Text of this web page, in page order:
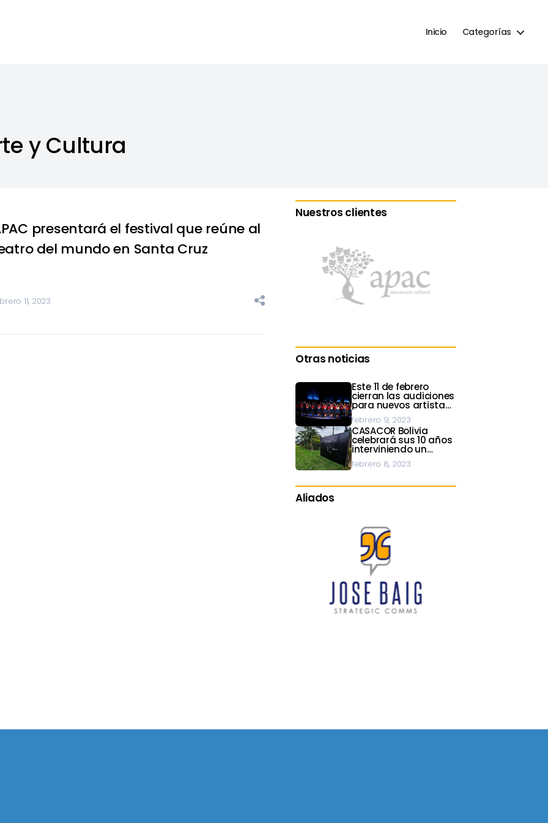
Inicio Categorías
y Cultura
presentará el festival que reúne al
del mundo en Santa Cruz
11, 2023
Nuestros clientes
Otras noticias
Este 11 de febrero
cierran las audiciones
para nuevos artistas
de la Filarmónica
febrero 9, 2023
CASACOR Bolivia
celebrará sus 10 años
interviniendo un
inmueble industrial
febrero 8, 2023
Aliados